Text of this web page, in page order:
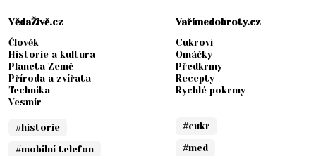
VědaŽivě.cz
Člověk
Historie a kultura
Planeta Země
Příroda a zvířata
Technika
Vesmír
#historie
#mobilní telefon
Vařímedobroty.cz
Cukroví
Omáčky
Předkrmy
Recepty
Rychlé pokrmy
#cukr
#med